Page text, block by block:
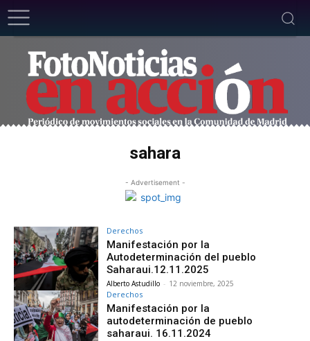
sahara
- Advertisement -
Derechos
Manifestación por la
Autodeterminación del pueblo
Saharaui.12.11.2025
Alberto Astudillo - 12 noviembre, 2025
Derechos
Manifestación por la
autodeterminación de pueblo
saharaui. 16.11.2024